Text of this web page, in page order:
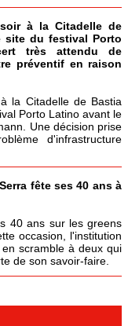
à la Citadelle de
site du festival Porto
très attendu de
préventif en raison
la Citadelle de Bastia
Porto Latino avant le
Une décision prise
d'infrastructure
fête ses 40 ans à
40 ans sur les greens
occasion, l'institution
scramble à deux qui
de son savoir-faire.